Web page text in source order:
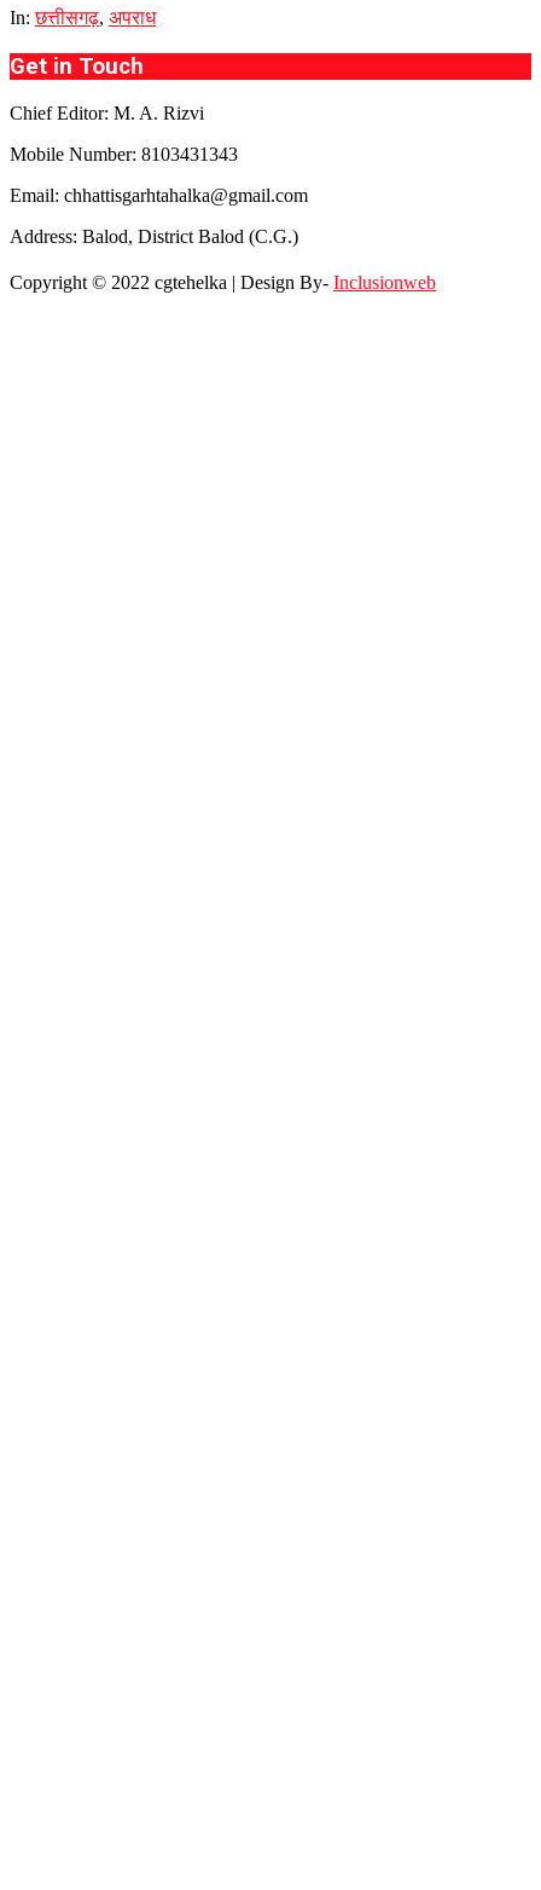
In: छत्तीसगढ़, अपराध
Get in Touch
Chief Editor: M. A. Rizvi
Mobile Number: 8103431343
Email: chhattisgarhtahalka@gmail.com
Address: Balod, District Balod (C.G.)
Copyright © 2022 cgtehelka | Design By- Inclusionweb